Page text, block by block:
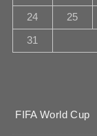
24 25
31
FIFA World Cup